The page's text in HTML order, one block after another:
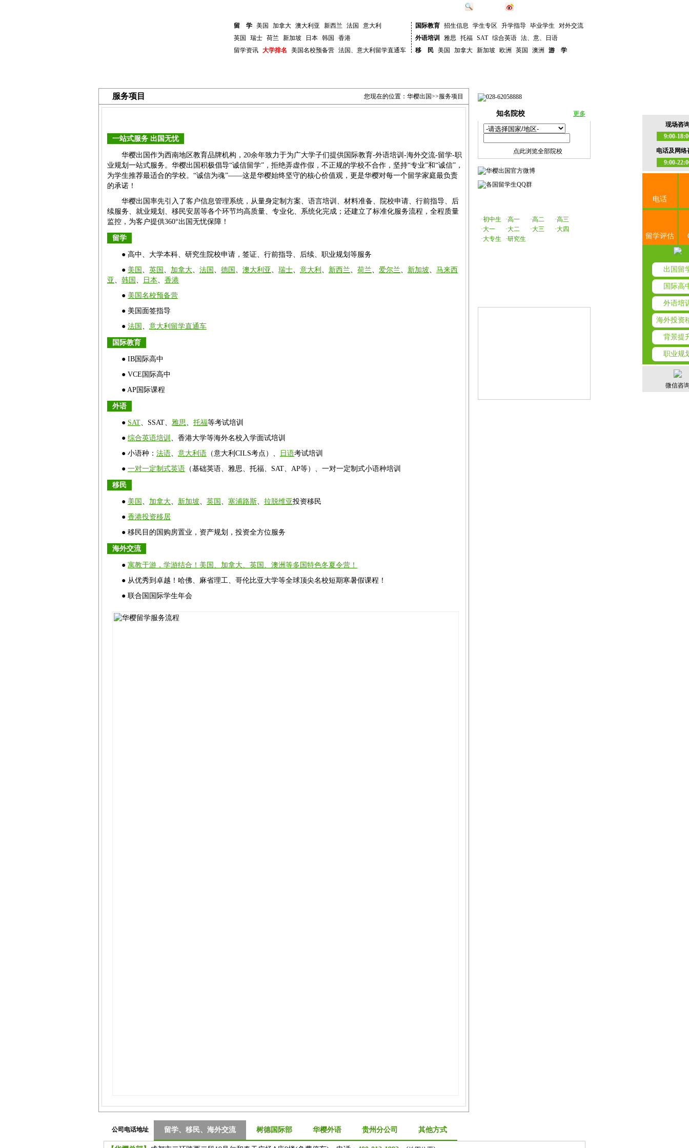
现场咨
9:00-
电话及网络
9:00-
电话
留学评估
出国留
国际高
外语培
海外投资
背景提
职业规
微信咨
留 学 美国 加拿大 澳大利亚 新西兰 法国
意大利
英国
瑞士 荷兰 新加坡 日本 韩国
香港
留学资讯 大学排名 美国名校预备营 法国 、 意大利留学直通车
国际教育 招生信息 学生专区 升学指导 毕业学生
对外交流
外语培训
雅思 托福 SAT 综合英语 法、意、日语
移 民 美国 加拿大 新加坡 欧洲 英国 澳洲 游 学
更多
知名院校
点此浏览全部院校
·初中生 ·高一 ·高二
·高三
·大一
·大二 ·大三
·大四
·大专生
·研究生
您现在的位置： 华樱出国>>服务项目
服务项目
一站式服务 出国无忧
华樱出国作为西南地区教育品牌机构，20余年致力于为广大学子们提供国际教育-外语培训-海外交流-留学-职
业规划一站式服务。华樱出国积极倡导“诚信留学”，拒绝弄虚作假，不正规的学校不合作，坚持“专业”和“诚信”，
为学生推荐最适合的学校。“诚信为魂”——这是华樱始终坚守的核心价值观，更是华樱对每一个留学家庭最负责
的承诺！
华樱出国率先引入了客户信息管理系统，从量身定制方案、语言培训、材料准备、院校申请、行前指导、后
续服务、就业规划、移民安居等各个环节均高质量、专业化、系统化完成；还建立了标准化服务流程，全程质量
监控，为客户提供360°出国无忧保障！
留学
● 高中、大学本科、研究生院校申请，签证、行前指导、后续、职业规划等服务
● 美国 、 英国 、 加拿大、 法国 、 德国 、 澳大利亚 、 瑞士、 意大利 、 新西兰、 荷兰、 爱尔兰、 新加坡、 马来西
亚 、 韩国 、 日本、 香港
● 美国名校预备营
● 美国面签指导
● 法国 、 意大利留学直通车
国际教育
● IB国际高中
● VCE国际高中
● AP国际课程
外语
● SAT、SSAT、 雅思、 托福等考试培训
● 综合英语培训 、香港大学等海外名校入学面试培训
● 小语种： 法语、 意大利语 （意大利CILS考点）、 日语考试培训
● 一对一定制式英语 （基础英语、雅思、托福、SAT、AP等）、一对一定制式小语种培训
移民
● 美国 、 加拿大、 新加坡、 英国 、 塞浦路斯、 拉脱维亚投资移民
● 香港投资移居
● 移民目的国购房置业，资产规划，投资全方位服务
海外交流
● 寓教于游，学游结合！美国、加拿大、英国、澳洲等多国特色冬夏令营！
● 从优秀到卓越！哈佛、麻省理工、哥伦比亚大学等全球顶尖名校短期寒暑假课程！
● 联合国国际学生年会
公司电话地址 留学、移民、海外交流 树德国际部 华樱外语 贵州分公司 其他方式